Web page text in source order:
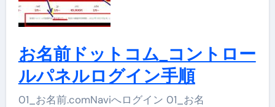
お名前ドットコム_コントロー
ルパネルログイン手順
01_お名前.comNaviへログイン 01_お名